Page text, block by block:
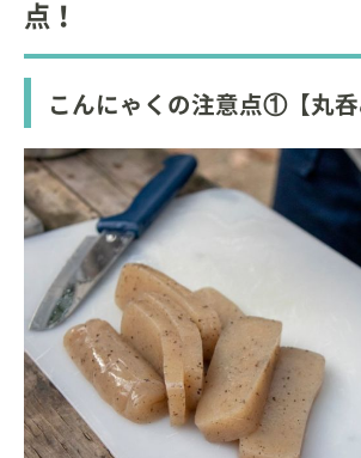
点！
こんにゃくの注意点①【丸呑